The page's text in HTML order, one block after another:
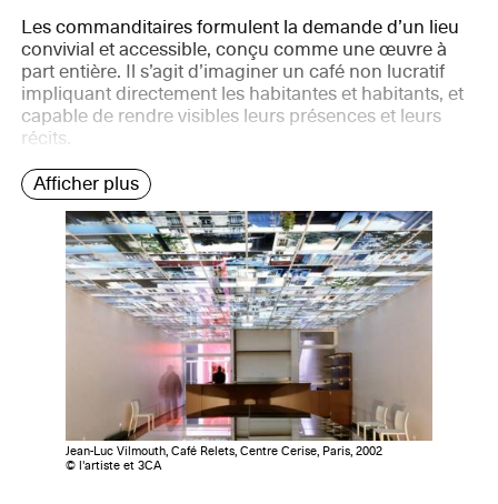
Les commanditaires formulent la demande d’un lieu
convivial et accessible, conçu comme une œuvre à
part entière. Il s’agit d’imaginer un café non lucratif
impliquant directement les habitantes et habitants, et
capable de rendre visibles leurs présences et leurs
récits.
Afficher plus
Jean-Luc Vilmouth, Café Relets, Centre Cerise, Paris, 2002
© l'artiste et 3CA